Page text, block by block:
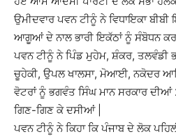
ਉਮੀਦਵਾਰ ਪਵਨ ਟੀਨੂੰ ਨੇ ਵਿਧਾਇਕਾ
ਆਗੂਆਂ ਦੇ ਨਾਲ ਭਾਰੀ ਇਕੱਠਾਂ ਨੂੰ ਸੰਬੋਧਨ
ਪਵਨ ਟੀਨੂੰ ਨੇ ਪਿੰਡ ਮੁਹੇਮ, ਸ਼ੰਕਰ, ਤਲਵੰਡੀ
ਚੂਹੇਕੀ, ਉਪਲ ਖਾਲਸਾ, ਮੋਆਈ, ਨਕੋਦਰ
ਵੋਟਰਾਂ ਨੂੰ ਭਗਵੰਤ ਸਿੰਘ ਮਾਨ ਸਰਕਾਰ ਦੀਆਂ
ਗਿਣ-ਗਿਣ ਕੇ ਦਸੀਆਂ |
ਪਵਨ ਟੀਨੂੰ ਨੇ ਕਿਹਾ ਕਿ ਪੰਜਾਬ ਦੇ ਲੋਕ